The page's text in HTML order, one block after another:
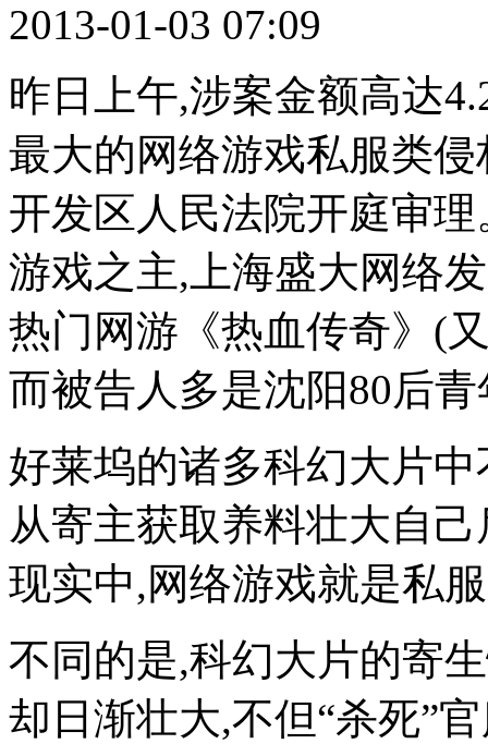
2013-01-03 07:09
昨日上午,涉案金额高达
最大的网络游戏私服类
开发区人民法院开庭审
游戏之主,上海盛大网络
热门网游《热血传奇》(
而被告人多是沈阳80后
好莱坞的诸多科幻大片
从寄主获取养料壮大自
现实中,网络游戏就是私
不同的是,科幻大片的寄
却日渐壮大,不但“杀死”